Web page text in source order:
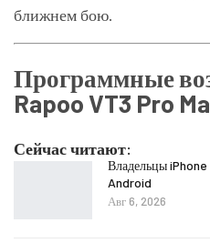
ближнем бою.
Программные
Rapoo VT3 Pro
Сейчас читают:
Владельцы iPhone
Android
Авг 6, 2026